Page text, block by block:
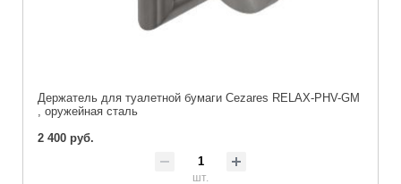
Держатель для туалетной бумаги Cezares RELAX-PHV-GM
, оружейная сталь
2 400 руб.
шт.